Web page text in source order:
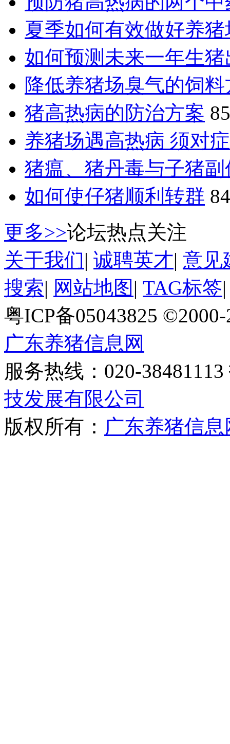
夏季如何有效做好养
如何预测未来一年生
降低养猪场臭气的饲
猪高热病的防治方案
养猪场遇高热病 须对
猪瘟、猪丹毒与子猪
如何使仔猪顺利转群
更多>>论坛热点关注
关于我们| 诚聘英才| 意见
搜索| 网站地图 | TAG标签
粤ICP备05043825
广东养猪信息网
服务热线：020-
技发展有限公司
版权所有： 广东养猪信